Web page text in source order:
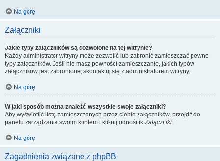
Na górę
Załączniki
Jakie typy załączników są dozwolone na tej witrynie?
Każdy administrator witryny może zezwolić lub zabronić zamieszczać pewne
typy załączników. Jeśli nie masz pewności zamieszczanie, jakich typów
załączników jest zabronione, skontaktuj się z administratorem witryny.
Na górę
W jaki sposób można znaleźć wszystkie swoje załączniki?
Aby wyświetlić listę zamieszczonych przez ciebie załączników, przejdź do
panelu zarządzania swoim kontem i kliknij odnośnikZałączniki.
Na górę
Zagadnienia związane z phpBB